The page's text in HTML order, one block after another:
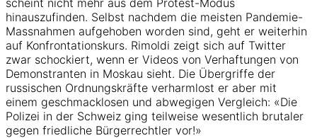
hinauszufinden. Selbst nachdem die meisten Pandemie-
Massnahmen aufgehoben worden sind, geht er weiterhin
auf Konfrontationskurs. Rimoldi zeigt sich auf Twitter
zwar schockiert, wenn er Videos von Verhaftungen von
Demonstranten in Moskau sieht. Die Übergriffe der
russischen Ordnungskräfte verharmlost er aber mit
einem geschmacklosen und abwegigen Vergleich: «Die
Polizei in der Schweiz ging teilweise wesentlich brutaler
gegen friedliche Bürgerrechtler vor!»